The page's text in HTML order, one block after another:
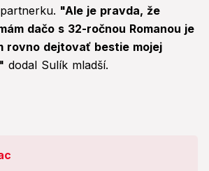
"Ale je pravda, že
dačo s 32-ročnou Romanou je
rovno dejtovať bestie mojej
dodal Sulík mladší.